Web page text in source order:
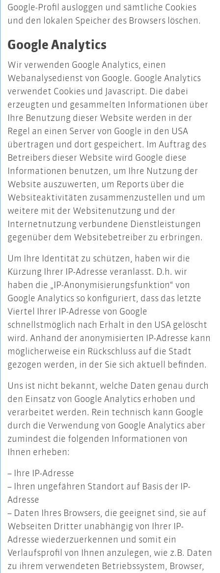
Google-Profil ausloggen und sämtliche Cookies
und den lokalen Speicher des Browsers löschen.
Google Analytics
Wir verwenden Google Analytics, einen
Webanalysedienst von Google. Google Analytics
verwendet Cookies und Javascript. Die dabei
erzeugten und gesammelten Informationen über
Ihre Benutzung dieser Website werden in der
Regel an einen Server von Google in den USA
übertragen und dort gespeichert. Im Auftrag des
Betreibers dieser Website wird Google diese
Informationen benutzen, um Ihre Nutzung der
Website auszuwerten, um Reports über die
Websiteaktivitäten zusammenzustellen und um
weitere mit der Websitenutzung und der
Internetnutzung verbundene Dienstleistungen
gegenüber dem Websitebetreiber zu erbringen.
Um Ihre Identität zu schützen, haben wir die
Kürzung Ihrer IP-Adresse veranlasst. D.h. wir
haben die „IP-Anonymisierungsfunktion“ von
Google Analytics so konfiguriert, dass das letzte
Viertel Ihrer IP-Adresse von Google
schnellstmöglich nach Erhalt in den USA gelöscht
wird. Anhand der anonymisierten IP-Adresse kann
möglicherweise ein Rückschluss auf die Stadt
gezogen werden, in der Sie sich aktuell befinden.
Uns ist nicht bekannt, welche Daten genau durch
den Einsatz von Google Analytics erhoben und
verarbeitet werden. Rein technisch kann Google
durch die Verwendung von Google Analytics aber
zumindest die folgenden Informationen von
Ihnen erheben:
– Ihre IP-Adresse
– Ihren ungefähren Standort auf Basis der IP-
Adresse
– Daten Ihres Browsers, die geeignet sind, sie auf
Webseiten Dritter unabhängig von Ihrer IP-
Adresse wiederzuerkennen und somit ein
Verlaufsprofil von Ihnen anzulegen, wie z.B. Daten
zu ihrem verwendeten Betriebssystem, Browser,